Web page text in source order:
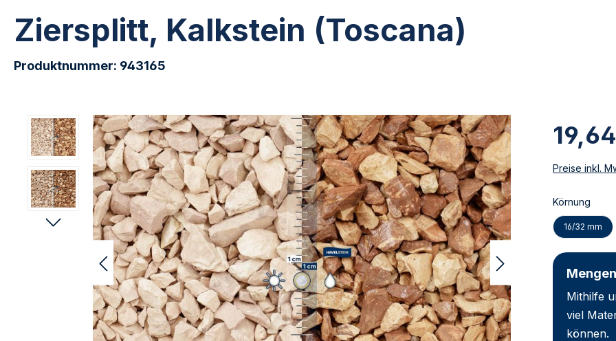
Ziersplitt, Kalkstein (Toscana)
Produktnummer: 943165
Preise inkl.
Körnung
16/32 mm
Mithilfe
viel
können.